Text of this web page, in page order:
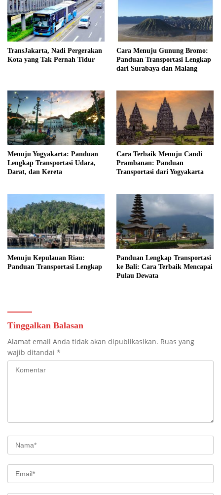
TransJakarta, Nadi Pergerakan
Kota yang Tak Pernah Tidur
Cara Menuju Gunung Bromo:
Panduan Transportasi Lengkap
dari Surabaya dan Malang
Menuju Yogyakarta: Panduan
Lengkap Transportasi Udara,
Darat, dan Kereta
Cara Terbaik Menuju Candi
Prambanan: Panduan
Transportasi dari Yogyakarta
Menuju Kepulauan Riau:
Panduan Transportasi Lengkap
Panduan Lengkap Transportasi
ke Bali: Cara Terbaik Mencapai
Pulau Dewata
Tinggalkan Balasan
Alamat email Anda tidak akan dipublikasikan. Ruas yang
wajib ditandai *